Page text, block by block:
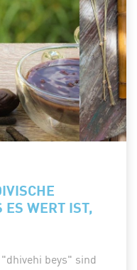
WERT IST,
beys" sind